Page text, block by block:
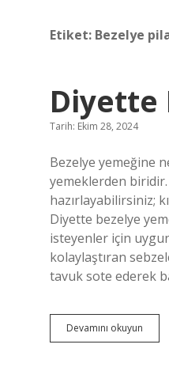
Etiket: Bezelye
Diyette
Tarih: Ekim 28, 2024
Bezelye yemeğine
yemeklerden
hazırlayabilirsiniz;
Diyette bezelye
isteyenler için
kolaylaştıran
tavuk sote ederek
Devamını okuyun